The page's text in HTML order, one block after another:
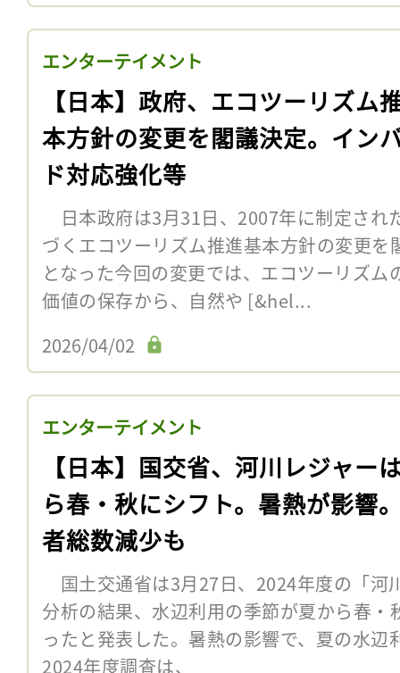
エンターテイメント
【日本】政府、エコツーリズム
本方針の変更を閣議決定。イン
ド対応強化等
日本政府は3月31日、2007年に制定され
づくエコツーリズム推進基本方針の変更
となった今回の変更では、エコツーリズ
価値の保存から、自然や [&hel...
2026/04/02
エンターテイメント
【日本】国交省、河川レジャー
ら春・秋にシフト。暑熱が影響
者総数減少も
国土交通省は3月27日、2024年度の「河
分析の結果、水辺利用の季節が夏から春・
ったと発表した。暑熱の影響で、夏の水
2024年度調査は、